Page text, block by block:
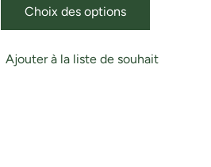
Choix des options
Ajouter à la liste de souhait